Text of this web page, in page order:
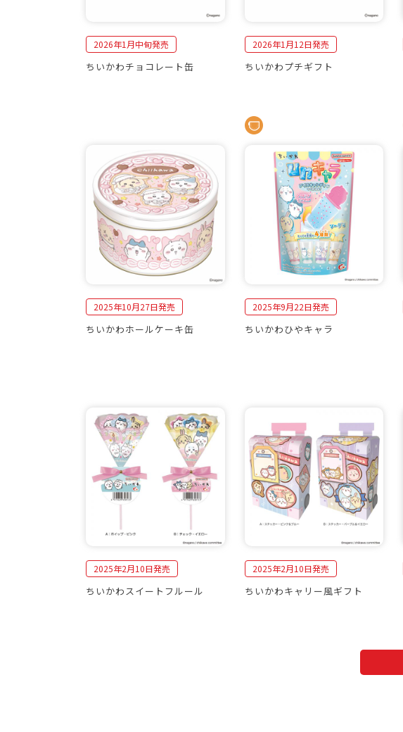
2026年1月中旬発売
ちいかわチョコレート缶
2026年1月12日発売
ちいかわプチギフト
2025年10月27日発売
ちいかわホールケーキ缶
2025年9月22日発売
ちいかわひやキャラ
2025年2月10日発売
ちいかわスイートフルール
2025年2月10日発売
ちいかわキャリー風ギフト